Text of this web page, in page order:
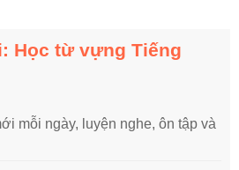
Học từ vựng Tiếng
mỗi ngày, luyện nghe, ôn tập và